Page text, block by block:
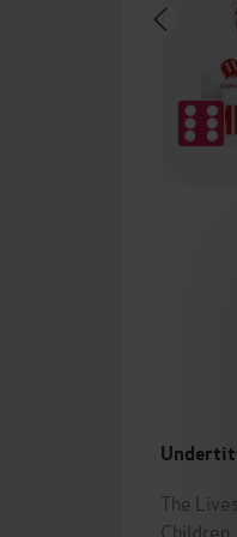
The
Children